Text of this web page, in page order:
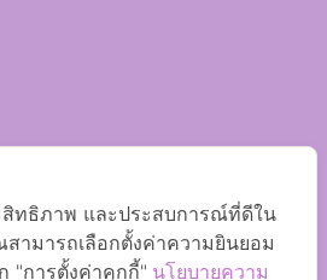
สิทธิภาพ และประสบการณ์ที่ดีใน
ามารถเลือกตั้งค่าความยินยอม
"การตั้งค่าคุกกี้" นโยบายความ